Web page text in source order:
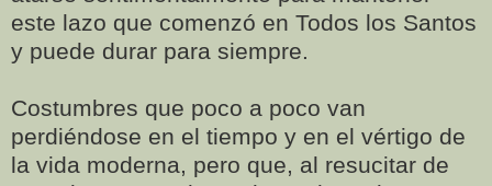
este lazo que comenzó en Todos los Santos
y puede durar para siempre.
Costumbres que poco a poco van
perdiéndose en el tiempo y en el vértigo de
la vida moderna, pero que, al resucitar de